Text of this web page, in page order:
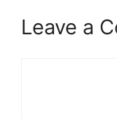
Leave a